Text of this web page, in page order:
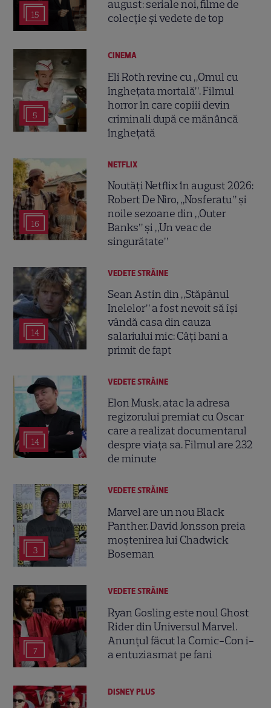
15
august: seriale noi, filme de
colecție și vedete de top
5
CINEMA
Eli Roth revine cu „Omul cu
înghețata mortală”. Filmul
horror în care copiii devin
criminali după ce mănâncă
înghețată
16
NETFLIX
Noutăți Netflix în august 2026:
Robert De Niro, „Nosferatu” și
noile sezoane din „Outer
Banks” și „Un veac de
singurătate”
14
VEDETE STRĂINE
Sean Astin din „Stăpânul
Inelelor” a fost nevoit să își
vândă casa din cauza
salariului mic: Câți bani a
primit de fapt
14
VEDETE STRĂINE
Elon Musk, atac la adresa
regizorului premiat cu Oscar
care a realizat documentarul
despre viața sa. Filmul are 232
de minute
3
VEDETE STRĂINE
Marvel are un nou Black
Panther. David Jonsson preia
moștenirea lui Chadwick
Boseman
7
VEDETE STRĂINE
Ryan Gosling este noul Ghost
Rider din Universul Marvel.
Anunțul făcut la Comic-Con i-
a entuziasmat pe fani
DISNEY PLUS